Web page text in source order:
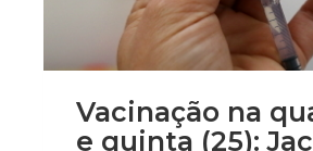
Vacinação na
e quinta (25):